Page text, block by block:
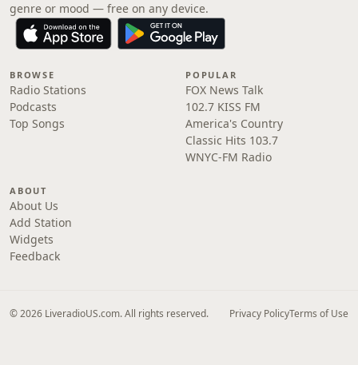
genre or mood — free on any device.
BROWSE
Radio Stations
Podcasts
Top Songs
POPULAR
FOX News Talk
102.7 KISS FM
America's Country
Classic Hits 103.7
WNYC-FM Radio
ABOUT
About Us
Add Station
Widgets
Feedback
© 2026 LiveradioUS.com. All rights reserved. Privacy PolicyTerms of Use